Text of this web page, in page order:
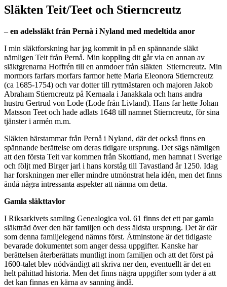
Släkten Teit/Teet och Stierncreutz
– en adelssläkt från Pernå i Nyland med medeltida anor
I min släktforskning har jag kommit in på en spännande släkt
nämligen Teit från Pernå. Min koppling dit går via en annan av
släktgrenarna Hoffrén till en anmdoer från släkten Stierncreutz. Min
mormors farfars morfars farmor hette Maria Eleonora Stierncreutz
(ca 1685-1754) och var dotter till ryttmästaren och majoren Jakob
Abraham Stierncreutz på Kernaala i Janakkala och hans andra
hustru Gertrud von Lode (Lode från Livland). Hans far hette Johan
Matsson Teet och hade adlats 1648 till namnet Stierncreutz, för sina
tjänster i armén m.m.
Släkten härstammar från Pernå i Nyland, där det också finns en
spännande berättelse om deras tidigare ursprung. Det sägs nämligen
att den första Teit var kommen från Skottland, men hamnat i Sverige
och följt med Birger jarl i hans korståg till Tavastland år 1250. Idag
har forskningen mer eller mindre utmönstrat hela idén, men det finns
ändå några intressanta aspekter att nämna om detta.
Gamla släkttavlor
I Riksarkivets samling Genealogica vol. 61 finns det ett par gamla
släktträd över den här familjen och dess äldsta ursprung. Det är där
som denna familjelegend nämns först. Åtminstone är det tidigaste
bevarade dokumentet som anger dessa uppgifter. Kanske har
berättelsen återberättats muntligt inom familjen och att det först på
1600-talet blev nödvändigt att skriva ner den, eventuellt är det en
helt påhittad historia. Men det finns några uppgifter som tyder å att
det kan finnas en kärna av sanning ändå.